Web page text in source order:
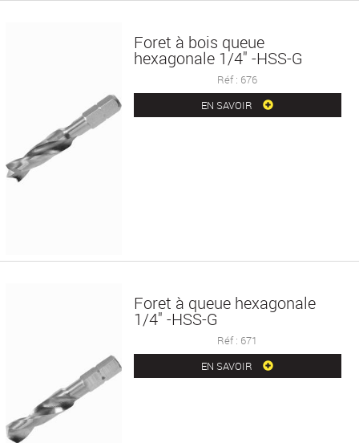
Foret à bois queue
hexagonale 1/4" -HSS-G
Réf : 676
EN SAVOIR
Foret à queue hexagonale
1/4" -HSS-G
Réf : 671
EN SAVOIR